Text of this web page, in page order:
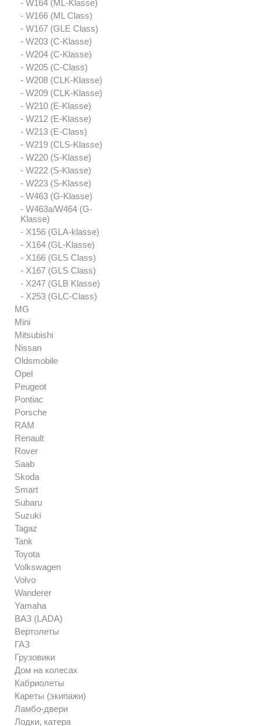
- W164 (ML-Klasse)
- W166 (ML Class)
- W167 (GLE Class)
- W203 (C-Klasse)
- W204 (C-Klasse)
- W205 (C-Class)
- W208 (CLK-Klasse)
- W209 (CLK-Klasse)
- W210 (E-Klasse)
- W212 (E-Klasse)
- W213 (E-Class)
- W219 (CLS-Klasse)
- W220 (S-Klasse)
- W222 (S-Klasse)
- W223 (S-Klasse)
- W463 (G-Klasse)
- W463a/W464 (G-
Klasse)
- X156 (GLA-klasse)
- X164 (GL-Klasse)
- X166 (GLS Class)
- X167 (GLS Class)
- X247 (GLB Klasse)
- X253 (GLC-Class)
MG
Mini
Mitsubishi
Nissan
Oldsmobile
Opel
Peugeot
Pontiac
Porsche
RAM
Renault
Rover
Saab
Skoda
Smart
Subaru
Suzuki
Tagaz
Tank
Toyota
Volkswagen
Volvo
Wanderer
Yamaha
ВАЗ (LADA)
Вертолеты
ГАЗ
Грузовики
Дом на колесах
Кабриолеты
Кареты (экипажи)
Ламбо-двери
Лодки, катера